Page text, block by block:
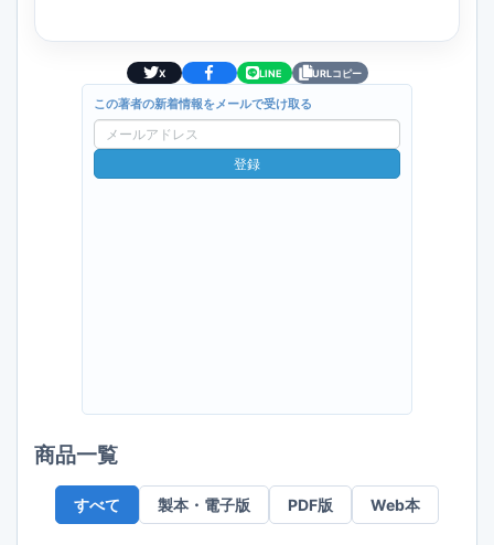
X LINE URLコピー
この著者の新着情報をメールで受け取る
ー
ル
登録
商品一覧
すべて 製本・電子版 PDF版 Web本